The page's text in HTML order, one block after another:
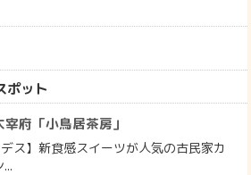
ポット
宰府「小鳥居茶房」
デス】新食感スイーツが人気の古民家カ